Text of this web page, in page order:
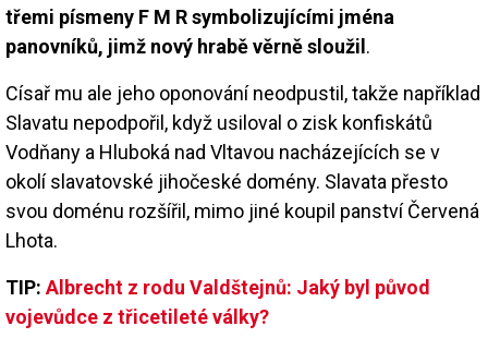
třemi písmeny F M R symbolizujícími jména
panovníků, jimž nový hrabě věrně sloužil.
Císař mu ale jeho oponování neodpustil, takže například
Slavatu nepodpořil, když usiloval o zisk konfiskátů
Vodňany a Hluboká nad Vltavou nacházejících se v
okolí slavatovské jihočeské domény. Slavata přesto
svou doménu rozšířil, mimo jiné koupil panství Červená
Lhota.
TIP: Albrecht z rodu Valdštejnů: Jaký byl původ
vojevůdce z třicetileté války?